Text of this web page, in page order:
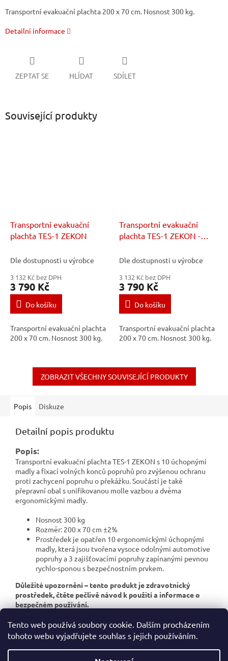
Tento web používá soubory cookie. Dalším procházením
tohoto webu vyjadřujete souhlas s jejich používáním.
Transportní evakuační plachta 200 x 70 cm. Nosnost 300 kg.
Detailní informace
ZEPTAT SE HLÍDAT SDÍLET
Související produkty
Transportní evakuační
plachta TES-1 ZEKON
Dle dostupnosti u výrobce
3 132 Kč bez DPH
3 790 Kč
Do košíku
Transportní evakuační plachta
200 x 70 cm. Nosnost 300 kg.
Transportní evakuační
plachta TES-1 ZEKON -
Dle dostupnosti u výrobce
3 132 Kč bez DPH
3 790 Kč
Do košíku
Transportní evakuační plachta
200 x 70 cm. Nosnost 300 kg.
ZOBRAZIT VŠECHNY SOUVISEJÍCÍ PRODUKTY
Popis Diskuze
Detailní popis produktu
Popis:
Transportní evakuační plachta TES-1 ZEKON s 10 úchopnými
madly a fixací volných konců popruhů pro zvýšenou ochranu
proti zachycení popruhu o překážku. Součástí je také
přepravní obal s unifikovanou molle vazbou a dvěma
ergonomickými madly.
Nosnost 300 kg
Rozměr: 200 x 70 cm ±2%
Prostředek je opatřen 10 ergonomickými úchopnými
madly, která jsou tvořena vysoce odolnými automotive
popruhy a 3 zajišťovacími popruhy zapínanými pevnou
rychlo-sponou s bezpečnostním prvkem.
Důležité upozornění – tento produkt je zdravotnický
prostředek, čtěte pečlivě návod k použití a informace o
bezpečném používání.